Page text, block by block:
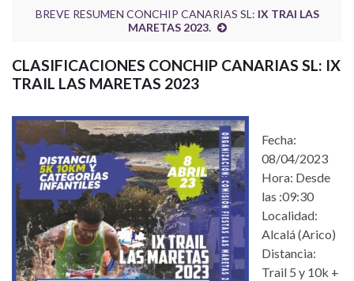
BREVE RESUMEN CONCHIP CANARIAS SL: IX TRAI LAS
MARETAS 2023.
CLASIFICACIONES CONCHIP CANARIAS SL: IX
TRAIL LAS MARETAS 2023
Fecha:
08/04/2023
Hora: Desde
las :09:30
Localidad:
Alcalá (Arico)
Distancia:
Trail 5 y 10k +